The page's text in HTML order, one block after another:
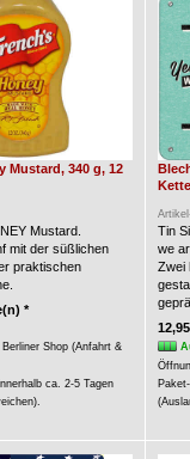
Mustard, 340 g, 12
Mustard.
mit der süßlichen
praktischen
*
Shop (Anfahrt &
ca. 2-5 Tagen
Tin
we
Zwei